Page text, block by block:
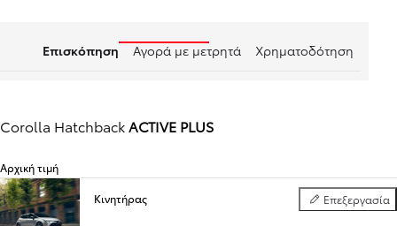
Επισκόπηση Αγορά με μετρητά Χρηματοδότηση
Corolla HatchbackACTIVE PLUS
Αρχική τιμή
Κινητήρας Επεξεργασία
Κινητήρας